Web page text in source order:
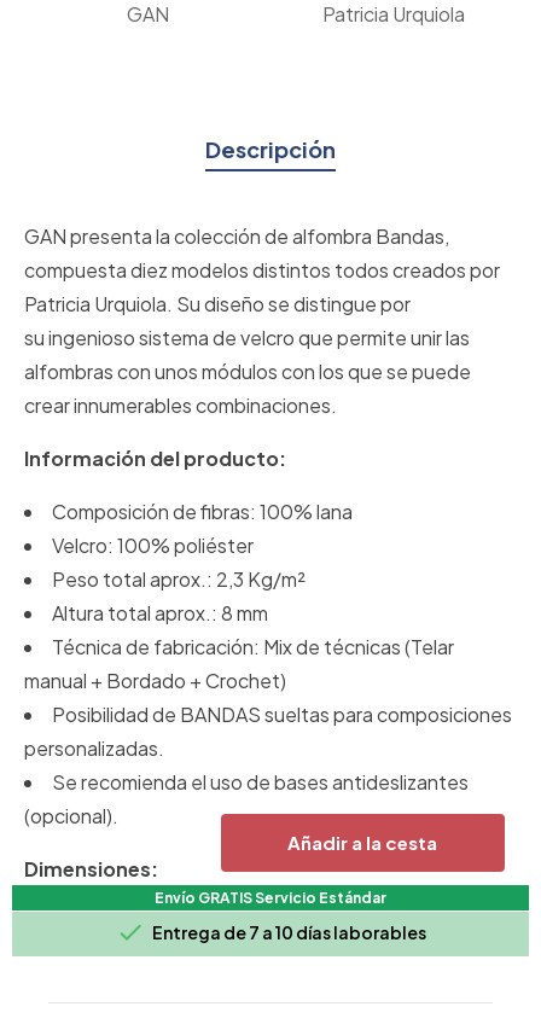
Añadir a la cesta
Envío GRATIS Servicio Estándar
 Entrega de 7 a 10 días laborables
GAN Patricia Urquiola
Descripción
GAN presenta la colección de alfombra Bandas,
compuesta diez modelos distintos todos creados por
Patricia Urquiola. Su diseño se distingue por
su ingenioso sistema de velcro que permite unir las
alfombras con unos módulos con los que se puede
crear innumerables combinaciones.
Información del producto:
Composición de fibras: 100% lana
Velcro: 100% poliéster
Peso total aprox.: 2,3 Kg/m²
Altura total aprox.: 8 mm
Técnica de fabricación: Mix de técnicas (Telar
manual + Bordado + Crochet)
Posibilidad de BANDAS sueltas para composiciones
personalizadas.
Se recomienda el uso de bases antideslizantes
(opcional).
Dimensiones:
240x60h cm.